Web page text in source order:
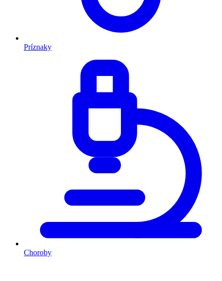
Príznaky
Choroby